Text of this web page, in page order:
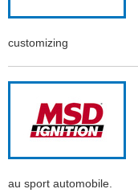
customizing
au sport automobile.